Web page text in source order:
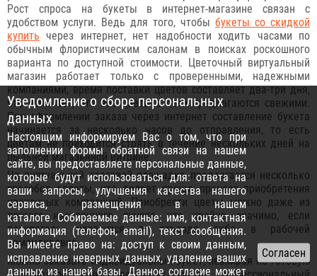
Рост спроса на букеты в интернет-магазине связан с
удобством услуги. Ведь для того, чтобы букеты со скидкой
купить через интернет, нет надобности ходить часами по
обычным флористическим салонам в поисках роскошного
варианта по доступной стоимости. Цветочный виртуальный
магазин работает только с проверенными, надежными
компаниями, время поставки цветов составляет два-три дня,
что означает, что все цветы в сети предлагаются свежими.
При оформлении заказа через интернет составление букета
начинается за несколько часов до отправления, то есть
цветам не приходится стоять в течение нескольких дней на
пыльной магазинной витрине.
На виртуальной торговой площадке предлагается несколько
способов оплаты, что делает проще процесс приобретения
цветочных композиций. Приобрести цветы можно даже из
другого населенного пункта, что крайне значимо, если
покупатель находится в отъезде либо в рабочей
командировке.
Можно заказать индивидуальный букет, невзирая на готовую
Уведомление о сборе персональных
данных
Настоящим информируем Вас о том, что при
заполнении формы обратной связи на нашем
сайте, вы предоставляете персональные данные,
которые будут использоваться для: ответа на
ваши запросы, улучшения качества нашего
сервиса, размещения в нашем
каталоге. Собираемые данные: имя, контактная
информация (телефон, email), текст сообщения.
Вы имеете право на: доступ к своим данным,
исправление неверных данных, удаление ваших
данных из нашей базы. Данное согласие может